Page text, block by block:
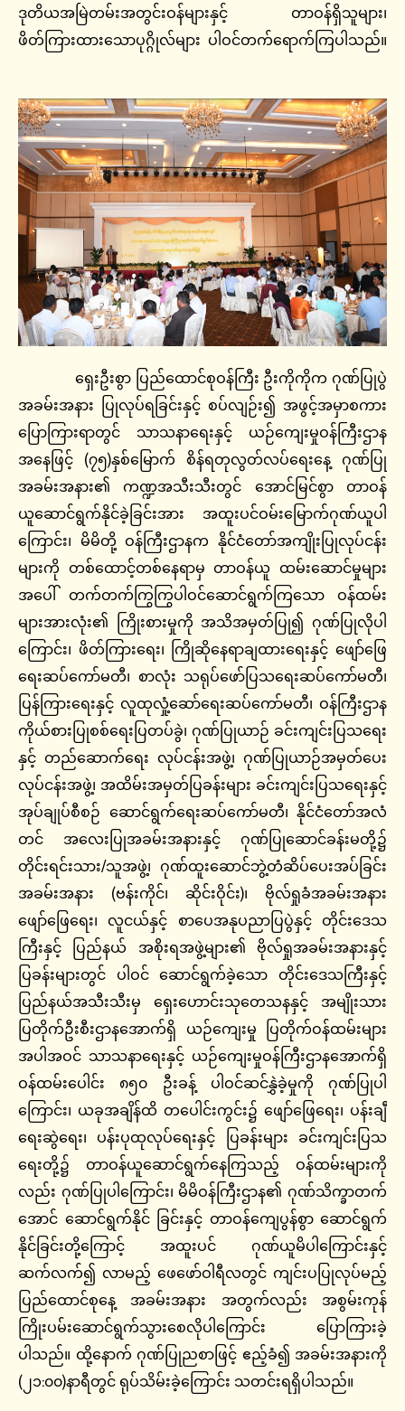
ဒုတိယအမြဲတမ်းအတွင်းဝန်များနှင့် တာဝန်ရှိသူများ၊
ဖိတ်ကြားထားသောပုဂ္ဂိုလ်များ ပါဝင်တက်ရောက်ကြပါသည်။
ရှေးဦးစွာ ပြည်ထောင်စုဝန်ကြီး ဦးကိုကိုက ဂုဏ်ပြုပွဲ
အခမ်းအနား ပြုလုပ်ရခြင်းနှင့် စပ်လျဉ်း၍ အဖွင့်အမှာစကား
ပြောကြားရာတွင် သာသနာရေးနှင့် ယဉ်ကျေးမှုဝန်ကြီးဌာန
အနေဖြင့် (၇၅)နှစ်မြောက် စိန်ရတုလွတ်လပ်ရေးနေ့ ဂုဏ်ပြု
အခမ်းအနား၏ ကဏ္ဍအသီးသီးတွင် အောင်မြင်စွာ တာဝန်
ယူဆောင်ရွက်နိုင်ခဲ့ခြင်းအား အထူးပင်ဝမ်းမြောက်ဂုဏ်ယူပါ
ကြောင်း၊ မိမိတို့ ဝန်ကြီးဌာနက နိုင်ငံတော်အကျိုးပြုလုပ်ငန်း
များကို တစ်ထောင့်တစ်နေရာမှ တာဝန်ယူ ထမ်းဆောင်မှုများ
အပေါ် တက်တက်ကြွကြွပါဝင်ဆောင်ရွက်ကြသော ဝန်ထမ်း
များအားလုံး၏ ကြိုးစားမှုကို အသိအမှတ်ပြု၍ ဂုဏ်ပြုလိုပါ
ကြောင်း၊ ဖိတ်ကြားရေး၊ ကြိုဆိုနေရာချထားရေးနှင့် ဖျော်ဖြေ
ရေးဆပ်ကော်မတီ၊ စာလုံး သရုပ်ဖော်ပြသရေးဆပ်ကော်မတီ၊
ပြန်ကြားရေးနှင့် လူထုလှုံ့ဆော်ရေးဆပ်ကော်မတီ၊ ဝန်ကြီးဌာန
ကိုယ်စားပြုစစ်ရေးပြတပ်ခွဲ၊ ဂုဏ်ပြုယာဉ် ခင်းကျင်းပြသရေး
နှင့် တည်ဆောက်ရေး လုပ်ငန်းအဖွဲ့၊ ဂုဏ်ပြုယာဉ်အမှတ်ပေး
လုပ်ငန်းအဖွဲ့၊ အထိမ်းအမှတ်ပြခန်းများ ခင်းကျင်းပြသရေးနှင့်
အုပ်ချုပ်စီစဉ် ဆောင်ရွက်ရေးဆပ်ကော်မတီ၊ နိုင်ငံတော်အလံ
တင် အလေးပြုအခမ်းအနားနှင့် ဂုဏ်ပြုဆောင်ခန်းမတို့၌
တိုင်းရင်းသား/သူအဖွဲ့၊ ဂုဏ်ထူးဆောင်ဘွဲ့တံဆိပ်ပေးအပ်ခြင်း
အခမ်းအနား (ဗန်းကိုင်၊ ဆိုင်းဝိုင်း)၊ ဗိုလ်ရှုခံအခမ်းအနား
ဖျော်ဖြေရေး၊ လူငယ်နှင့် စာပေအနုပညာပြပွဲနှင့် တိုင်းဒေသ
ကြီးနှင့် ပြည်နယ် အစိုးရအဖွဲ့များ၏ ဗိုလ်ရှုအခမ်းအနားနှင့်
ပြခန်းများတွင် ပါဝင် ဆောင်ရွက်ခဲ့သော တိုင်းဒေသကြီးနှင့်
ပြည်နယ်အသီးသီးမှ ရှေးဟောင်းသုတေသနနှင့် အမျိုးသား
ပြတိုက်ဦးစီးဌာနအောက်ရှိ ယဉ်ကျေးမှု ပြတိုက်ဝန်ထမ်းများ
အပါအဝင် သာသနာရေးနှင့် ယဉ်ကျေးမှုဝန်ကြီးဌာနအောက်ရှိ
ဝန်ထမ်းပေါင်း ၈၅၀ ဦးခန့် ပါဝင်ဆင်နွှဲခဲ့မှုကို ဂုဏ်ပြုပါ
ကြောင်း၊ ယခုအချိန်ထိ တပေါင်းကွင်း၌ ဖျော်ဖြေရေး၊ ပန်းချီ
ရေးဆွဲရေး၊ ပန်းပုထုလုပ်ရေးနှင့် ပြခန်းများ ခင်းကျင်းပြသ
ရေးတို့၌ တာဝန်ယူဆောင်ရွက်နေကြသည့် ဝန်ထမ်းများကို
လည်း ဂုဏ်ပြုပါကြောင်း၊ မိမိဝန်ကြီးဌာန၏ ဂုဏ်သိက္ခာတက်
အောင် ဆောင်ရွက်နိုင် ခြင်းနှင့် တာဝန်ကျေပွန်စွာ ဆောင်ရွက်
နိုင်ခြင်းတို့ကြောင့် အထူးပင် ဂုဏ်ယူမိပါကြောင်းနှင့်
ဆက်လက်၍ လာမည့် ဖေဖော်ဝါရီလတွင် ကျင်းပပြုလုပ်မည့်
ပြည်ထောင်စုနေ့ အခမ်းအနား အတွက်လည်း အစွမ်းကုန်
ကြိုးပမ်းဆောင်ရွက်သွားစေလိုပါကြောင်း ပြောကြားခဲ့
ပါသည်။ ထို့နောက် ဂုဏ်ပြုညစာဖြင့် ဧည့်ခံ၍ အခမ်းအနားကို
(၂၁:၀၀)နာရီတွင် ရုပ်သိမ်းခဲ့ကြောင်း သတင်းရရှိပါသည်။